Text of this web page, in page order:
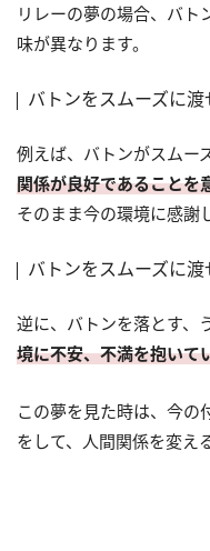
リレーの夢の場合、バト
味が異なります。
バトンをスムーズに
例えば、バトンがスムー
関係が良好であることを
そのまま今の環境に感謝
バトンをスムーズに
逆に、バトンを落とす、
境に不安、不満を抱いて
この夢を見た時は、今の
をして、人間関係を変え